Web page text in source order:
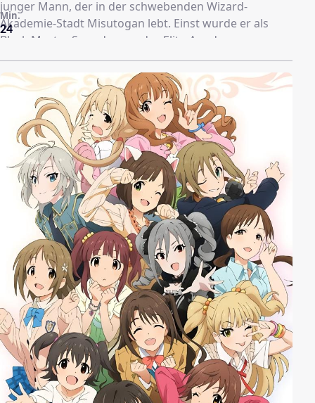
junger Mann, der in der schwebenden Wizard-
Akademie-Stadt Misutogan lebt. Einst wurde er als
Black Master Swordsman, das Elite-Ass des
Spezialteams S128 gefeiert, doch nun verachtet man
ihn als Verräter. Eines Tages wird er dem Team E601,
welches zehn aufeinanderfolgende Niederlagen
erlitten hat, als Ausbilder zugewiesen. E601 besteht
aus den drei Mädchen Misora Whitale, Lecty Eisenach
und Rico Flamel, die allerdings die eine oder andere
merkwürdige Eigenart besitzen.
24
Min.